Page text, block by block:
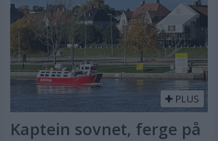
PLUS
Kaptein sovnet, ferge på